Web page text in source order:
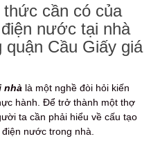
cần có của
nước tại nhà
Cầu Giấy giá
nhà là một nghề đòi hỏi kiến
hành. Để trở thành một thợ
ta cần phải hiểu về cấu tạo
nước trong nhà.